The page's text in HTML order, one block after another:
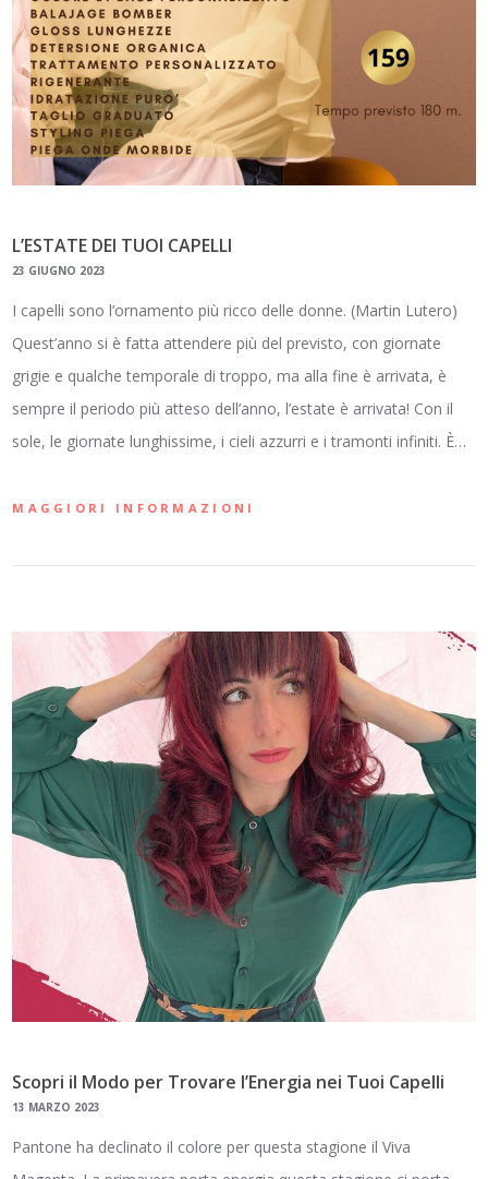
L’ESTATE DEI TUOI CAPELLI
23 GIUGNO 2023
I capelli sono l’ornamento più ricco delle donne. (Martin Lutero)
Quest’anno si è fatta attendere più del previsto, con giornate
grigie e qualche temporale di troppo, ma alla fine è arrivata, è
sempre il periodo più atteso dell’anno, l’estate è arrivata! Con il
sole, le giornate lunghissime, i cieli azzurri e i tramonti infiniti. È…
MAGGIORI INFORMAZIONI
Scopri il Modo per Trovare l’Energia nei Tuoi Capelli
13 MARZO 2023
Pantone ha declinato il colore per questa stagione il Viva